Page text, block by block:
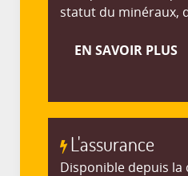
statut du minéraux,
EN SAVOIR PLUS
L'assurance
Disponible depuis la